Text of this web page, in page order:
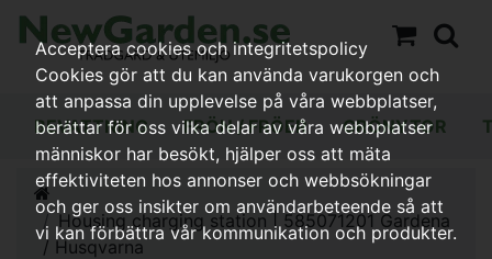
BEVATTNING FRÖN / FRÖER GRÖNYTOR
Housing charging station | 585071201 Gardena
/ Husqvarna
Acceptera cookies och integritetspolicy
Cookies gör att du kan använda varukorgen och
att anpassa din upplevelse på våra webbplatser,
berättar för oss vilka delar av våra webbplatser
människor har besökt, hjälper oss att mäta
effektiviteten hos annonser och webbsökningar
och ger oss insikter om användarbeteende så att
vi kan förbättra vår kommunikation och produkter.